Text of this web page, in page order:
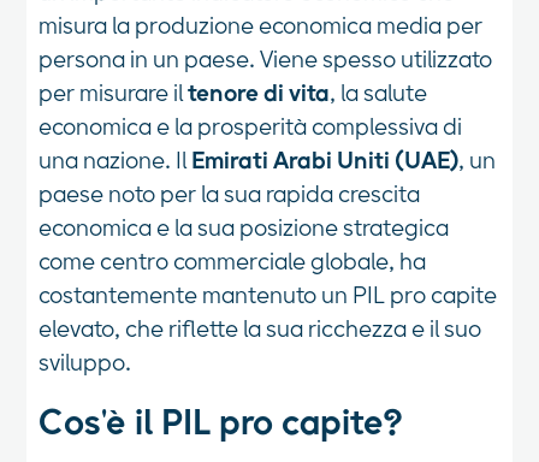
misura la produzione economica media per
persona in un paese. Viene spesso utilizzato
per misurare iltenore di vita, la salute
economica e la prosperità complessiva di
una nazione. Il Emirati Arabi Uniti (UAE), un
paese noto per la sua rapida crescita
economica e la sua posizione strategica
come centro commerciale globale, ha
costantemente mantenuto un PIL pro capite
elevato, che riflette la sua ricchezza e il suo
sviluppo.
Cos'è il PIL pro capite?